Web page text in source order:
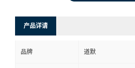
产品详请
品牌 道默